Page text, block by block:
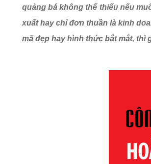
quảng bá không thể thiếu nếu
xuất hay chỉ đơn thuần là kinh
mã đẹp hay hình thức bắt mắt, thì